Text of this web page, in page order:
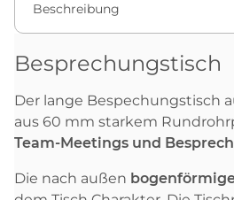
Beschreibung
Besprechungstisch
Der lange Bespechungstisch
aus 60 mm starkem
Team-Meetings und
Die nach außen